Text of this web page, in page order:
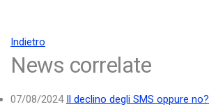
Indietro
News correlate
07/08/2024 Il declino degli SMS oppure no?